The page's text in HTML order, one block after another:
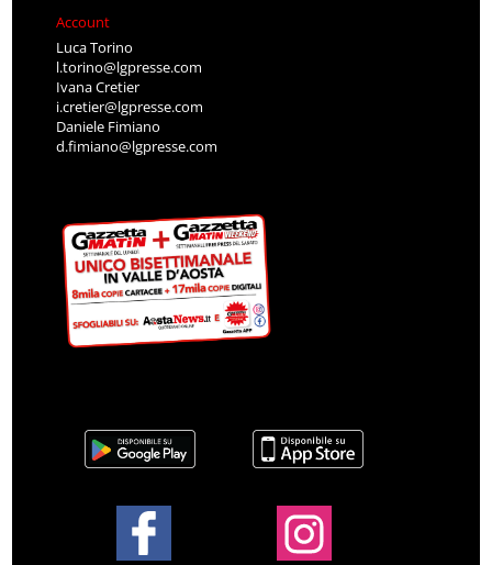
Account
Luca Torino
l.torino@lgpresse.com
Ivana Cretier
i.cretier@lgpresse.com
Daniele Fimiano
d.fimiano@lgpresse.com